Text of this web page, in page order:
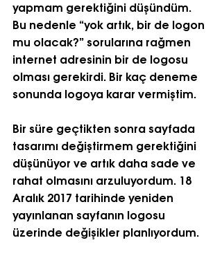
yapmam gerektiğini düşündüm.
Bu nedenle “yok artık, bir de logon
mu olacak?” sorularına rağmen
internet adresinin bir de logosu
olması gerekirdi. Bir kaç deneme
sonunda logoya karar vermiştim.
Bir süre geçtikten sonra sayfada
tasarımı değiştirmem gerektiğini
düşünüyor ve artık daha sade ve
rahat olmasını arzuluyordum. 18
Aralık 2017 tarihinde yeniden
yayınlanan sayfanın logosu
üzerinde değişikler planlıyordum.